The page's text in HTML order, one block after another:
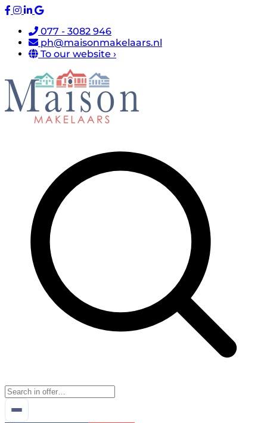
077 - 3082 946
ph@maisonmakelaars.nl
To our website ›